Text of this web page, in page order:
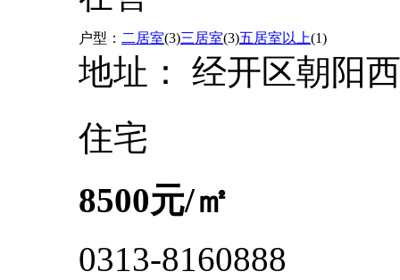
户型： 二居室(3)三居室(3)五居室以上(1)
地址：
经开区朝阳
住宅
8500元/㎡
0313-8160888